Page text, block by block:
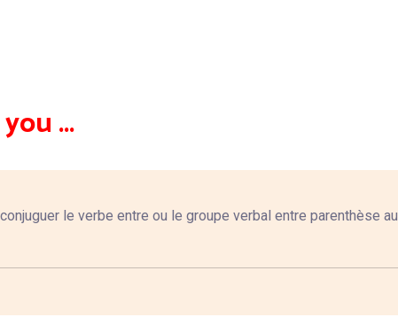
...
le verbe entre ou le groupe verbal entre parenthèse au